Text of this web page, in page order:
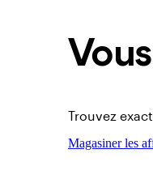
Trouvez
Magasiner les